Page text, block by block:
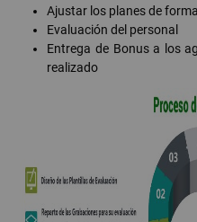
Ajustar los planes de
Evaluación del personal
Entrega de Bonus a los
realizado